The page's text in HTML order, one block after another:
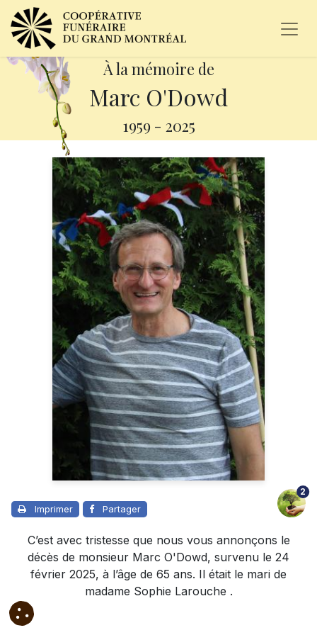
À la mémoire de
Marc O'Dowd
1959 - 2025
Imprimer Partager
2
C’est avec tristesse que nous vous annonçons le
décès de monsieur Marc O'Dowd, survenu le 24
février 2025, à l’âge de 65 ans. Il était le mari de
madame Sophie Larouche .